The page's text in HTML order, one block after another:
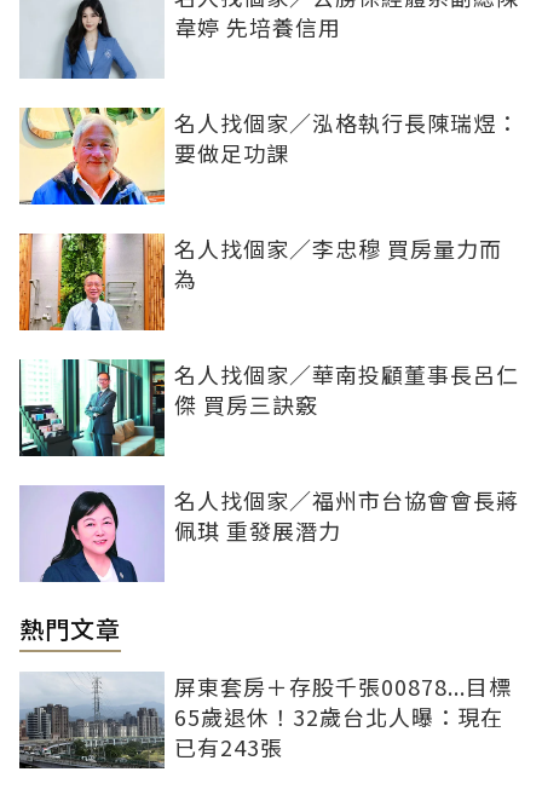
韋婷 先培養信用
名人找個家／泓格執行長陳瑞煜：
要做足功課
名人找個家／李忠穆 買房量力而
為
名人找個家／華南投顧董事長呂仁
傑 買房三訣竅
名人找個家／福州市台協會會長蔣
佩琪 重發展潛力
熱門文章
屏東套房＋存股千張00878...目標
65歲退休！32歲台北人曝：現在
已有243張